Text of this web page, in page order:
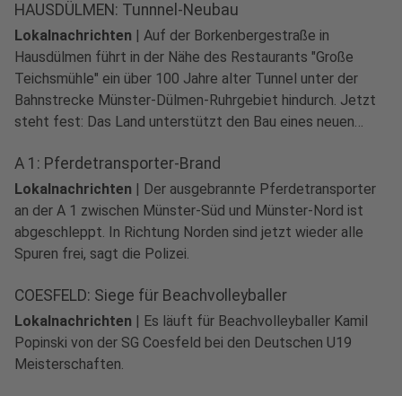
HAUSDÜLMEN: Tunnnel-Neubau
Lokalnachrichten | Auf der Borkenbergestraße in
Hausdülmen führt in der Nähe des Restaurants "Große
Teichsmühle" ein über 100 Jahre alter Tunnel unter der
Bahnstrecke Münster-Dülmen-Ruhrgebiet hindurch. Jetzt
steht fest: Das Land unterstützt den Bau eines neuen
A 1: Pferdetransporter-Brand
Lokalnachrichten | Der ausgebrannte Pferdetransporter
an der A 1 zwischen Münster-Süd und Münster-Nord ist
abgeschleppt. In Richtung Norden sind jetzt wieder alle
Spuren frei, sagt die Polizei.
COESFELD: Siege für Beachvolleyballer
Lokalnachrichten | Es läuft für Beachvolleyballer Kamil
Popinski von der SG Coesfeld bei den Deutschen U19
Meisterschaften.